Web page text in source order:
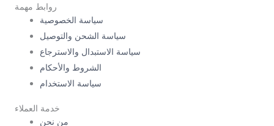
روابط مهمة
سياسة الخصوصية
سياسة الشحن والتوصيل
سياسة الاستبدال والاسترجاع
الشروط والأحكام
سياسة الاستخدام
خدمة العملاء
من نحن